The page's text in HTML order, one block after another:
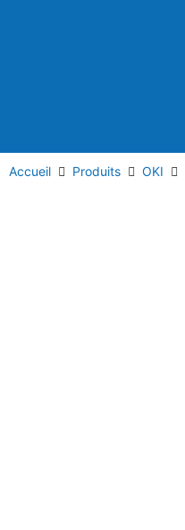
Accueil Produits OKI